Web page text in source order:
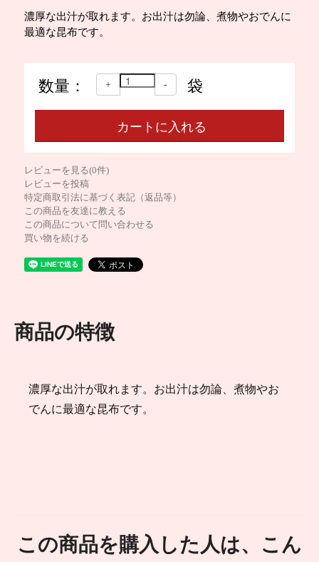
濃厚な出汁が取れます。お出汁は勿論、煮物やおでんに
最適な昆布です。
数量： + - 袋
レビューを見る(0件)
レビューを投稿
特定商取引法に基づく表記（返品等）
この商品を友達に教える
この商品について問い合わせる
買い物を続ける
商品の特徴
濃厚な出汁が取れます。お出汁は勿論、煮物やお
でんに最適な昆布です。
この商品を購入した人は、こん